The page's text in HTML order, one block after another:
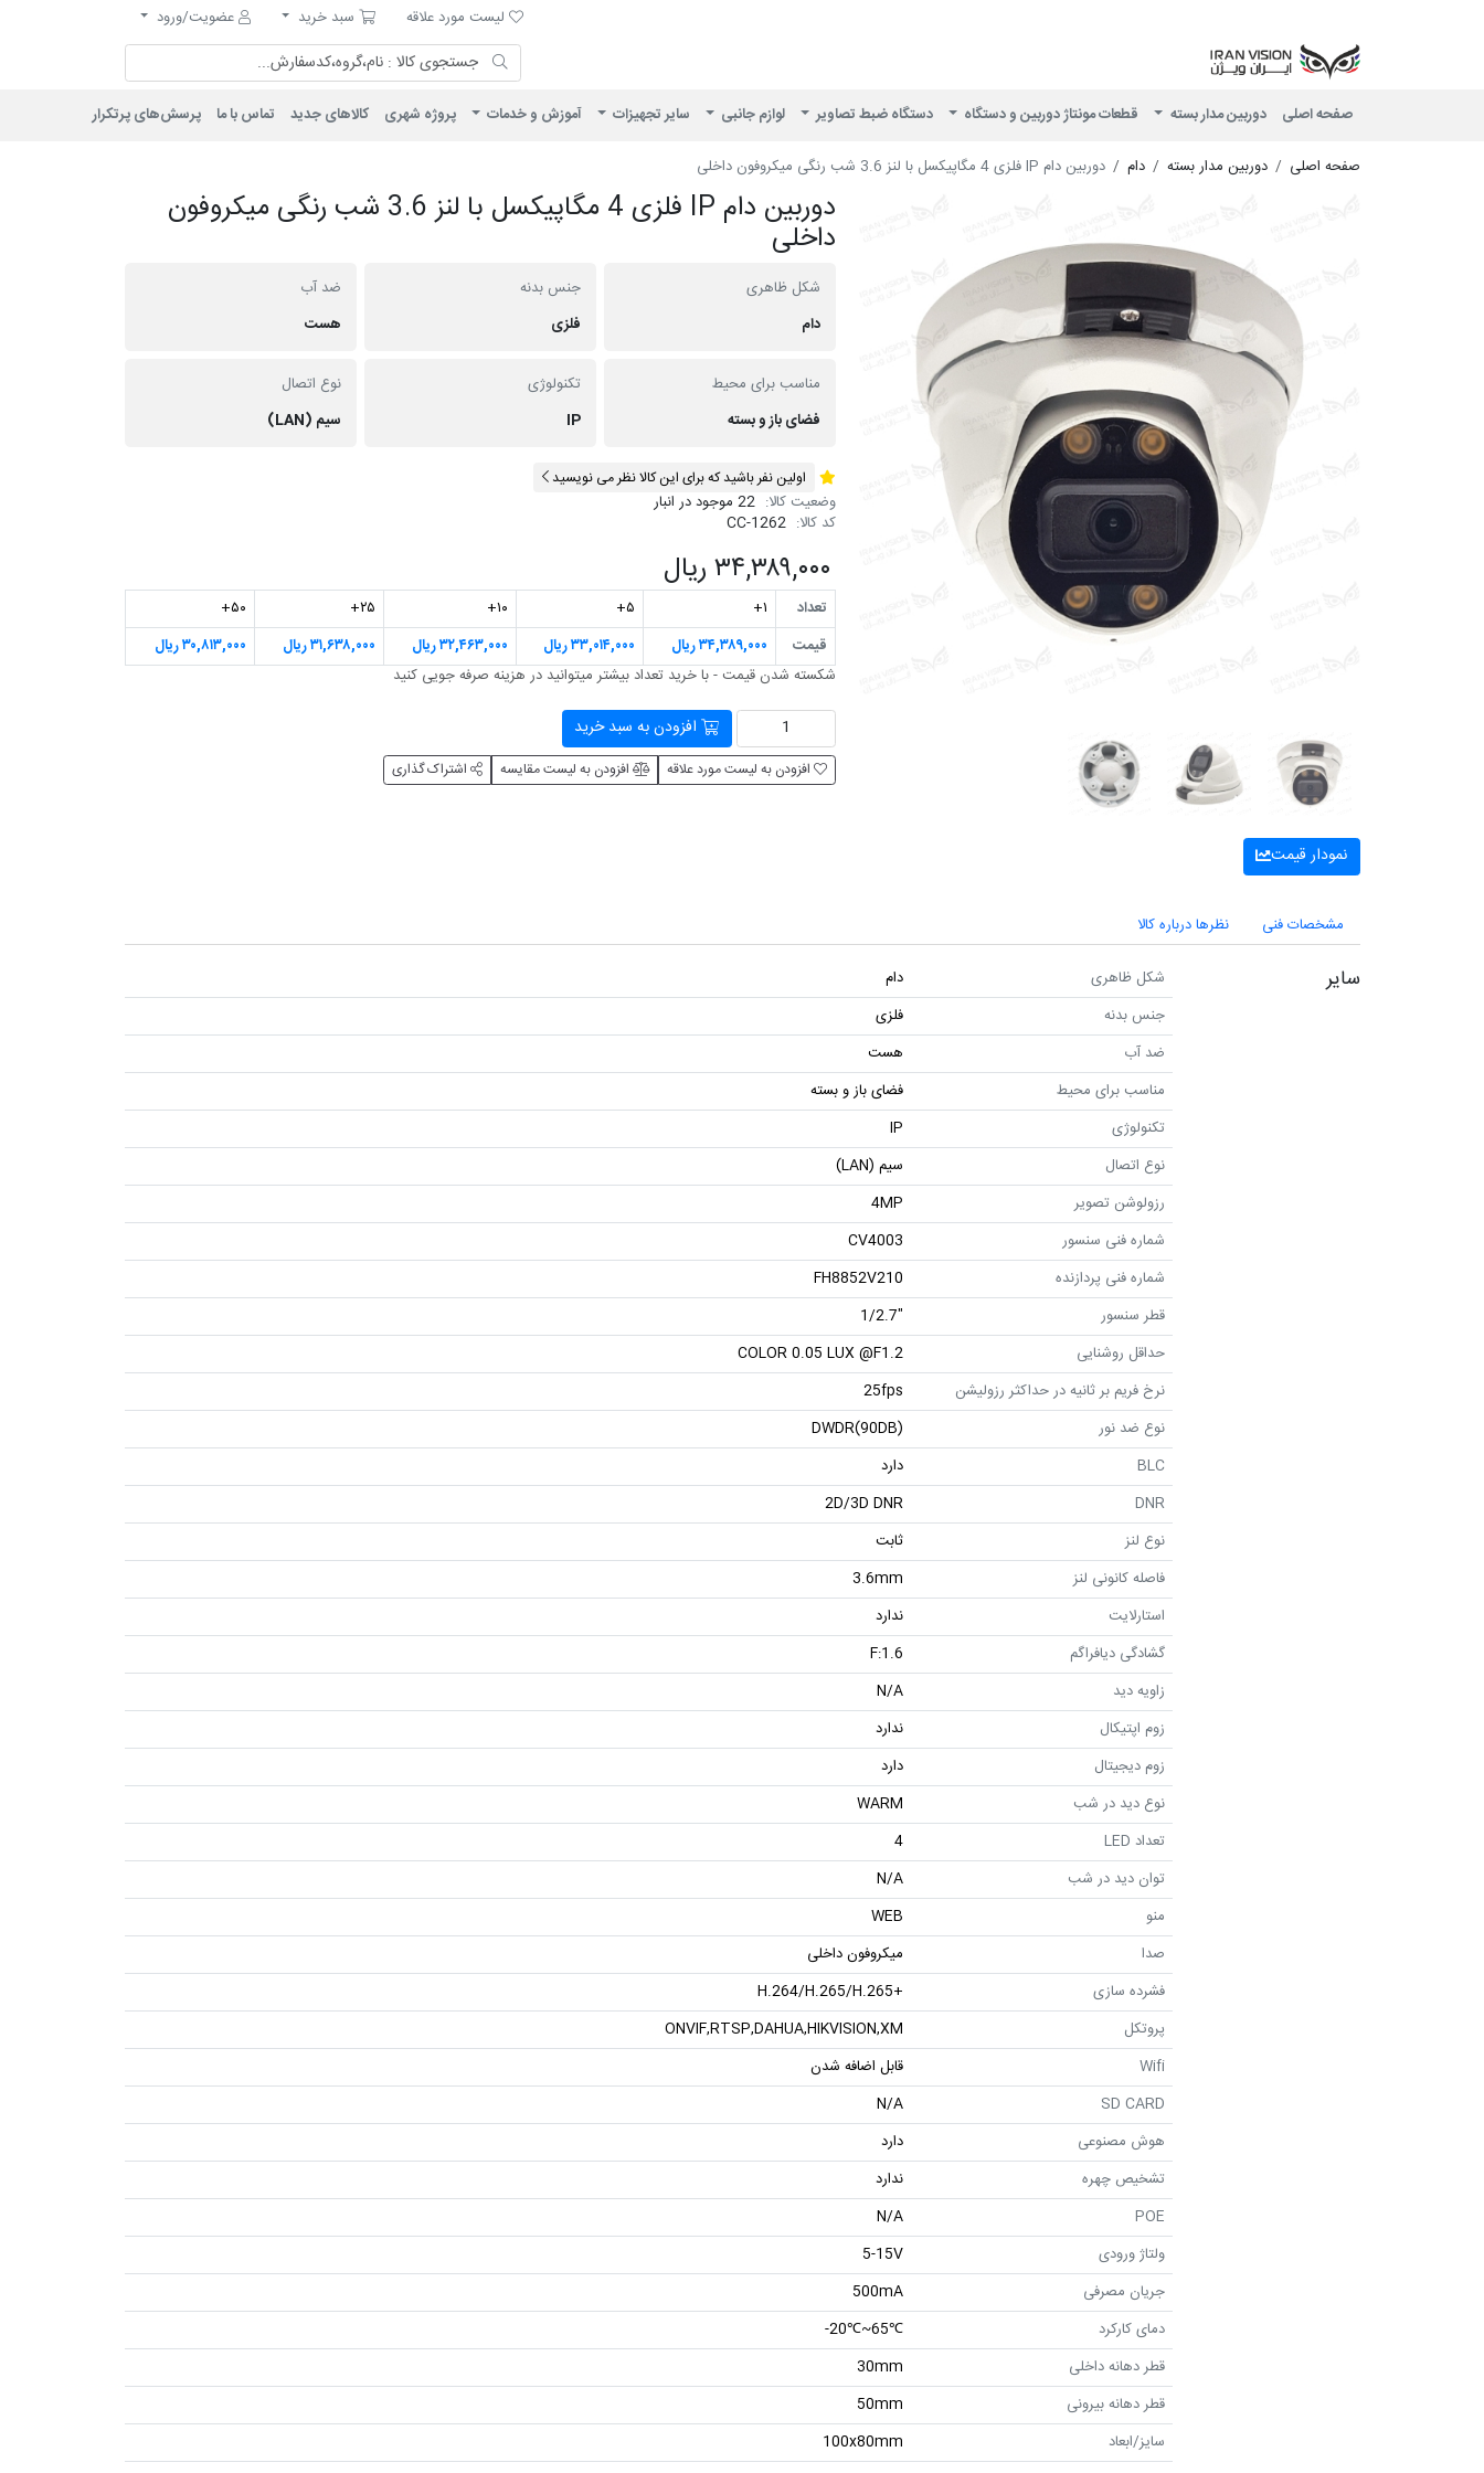
لیست مورد علاقه
لیست مورد علاقه سبد خرید
سبد خرید
عضویت/ورود
صفحه اصلی دوربین مدار بسته قطعات مونتاژ دوربین و دستگاه دستگاه ضبط تصاویر لوازم جانبی سایر تجهیزات آموزش و خدمات پروژه شهری کالاهای جدید تماس با ما پرسش‌های پرتکرار
صفحه اصلی دوربین مدار بسته دام دوربین دام IP فلزی 4 مگاپیکسل با لنز 3.6 شب رنگی میکروفون داخلی
نمودار قیمت
دوربین دام IP فلزی 4 مگاپیکسل با لنز 3.6 شب رنگی میکروفون
داخلی
شکل ظاهری
دام
جنس بدنه
فلزی
ضد آب
هست
مناسب برای محیط
فضای باز و بسته
تکنولوژی
IP
نوع اتصال
سیم (LAN)
اولین نفر باشید که برای این کالا نظر می نویسید
وضعیت کالا: 22 موجود در انبار
کد کالا: CC-1262
۳۴,۳۸۹,۰۰۰ ریال
شکسته شدن قیمت - با خرید تعداد بیشتر می‎توانید در هزینه صرفه جویی کنید
تعداد ۱+ ۵+ ۱۰+ ۲۵+
۵۰+
قیمت
۳۴,۳۸۹,۰۰۰ ریال ۳۳,۰۱۴,۰۰۰ ریال ۳۲,۴۶۳,۰۰۰ ریال ۳۱,۶۳۸,۰۰۰ ریال ۳۰,۸۱۳,۰۰۰ ریال
افزودن به سبد خرید
افزودن به لیست مورد علاقه افزودن به لیست مقایسه اشتراک گذاری
مشخصات فنی نظرها درباره کالا
سایر شکل ظاهری
دام
جنس بدنه
فلزی
ضد آب
هست
مناسب برای محیط
فضای باز و بسته
تکنولوژی
IP
نوع اتصال
سیم (LAN)
رزولوشن تصویر
4MP
شماره فنی سنسور
CV4003
شماره فنی پردازنده
FH8852V210
قطر سنسور
"1/2.7
حداقل روشنایی
COLOR 0.05 LUX @F1.2
نرخ فریم بر ثانیه در حداکثر رزولیشن
25fps
نوع ضد نور
DWDR(90DB)
BLC
دارد
DNR
2D/3D DNR
نوع لنز
ثابت
فاصله کانونی لنز
3.6mm
استارلایت
ندارد
گشادگی دیافراگم
F:1.6
زاویه دید
N/A
زوم اپتیکال
ندارد
زوم دیجیتال
دارد
نوع دید در شب
WARM
تعداد LED
4
توان دید در شب
N/A
منو
WEB
صدا
میکروفون داخلی
فشرده سازی
+H.264/H.265/H.265
پروتکل
ONVIF,RTSP,DAHUA,HIKVISION,XM
Wifi
قابل اضافه شدن
SD CARD
N/A
هوش مصنوعی
دارد
تشخیص چهره
ندارد
POE
N/A
ولتاژ ورودی
5-15V
جریان مصرفی
500mA
دمای کارکرد
℃65~℃20-
قطر دهانه داخلی
30mm
قطر دهانه بیرونی
50mm
سایز/ابعاد
100x80mm